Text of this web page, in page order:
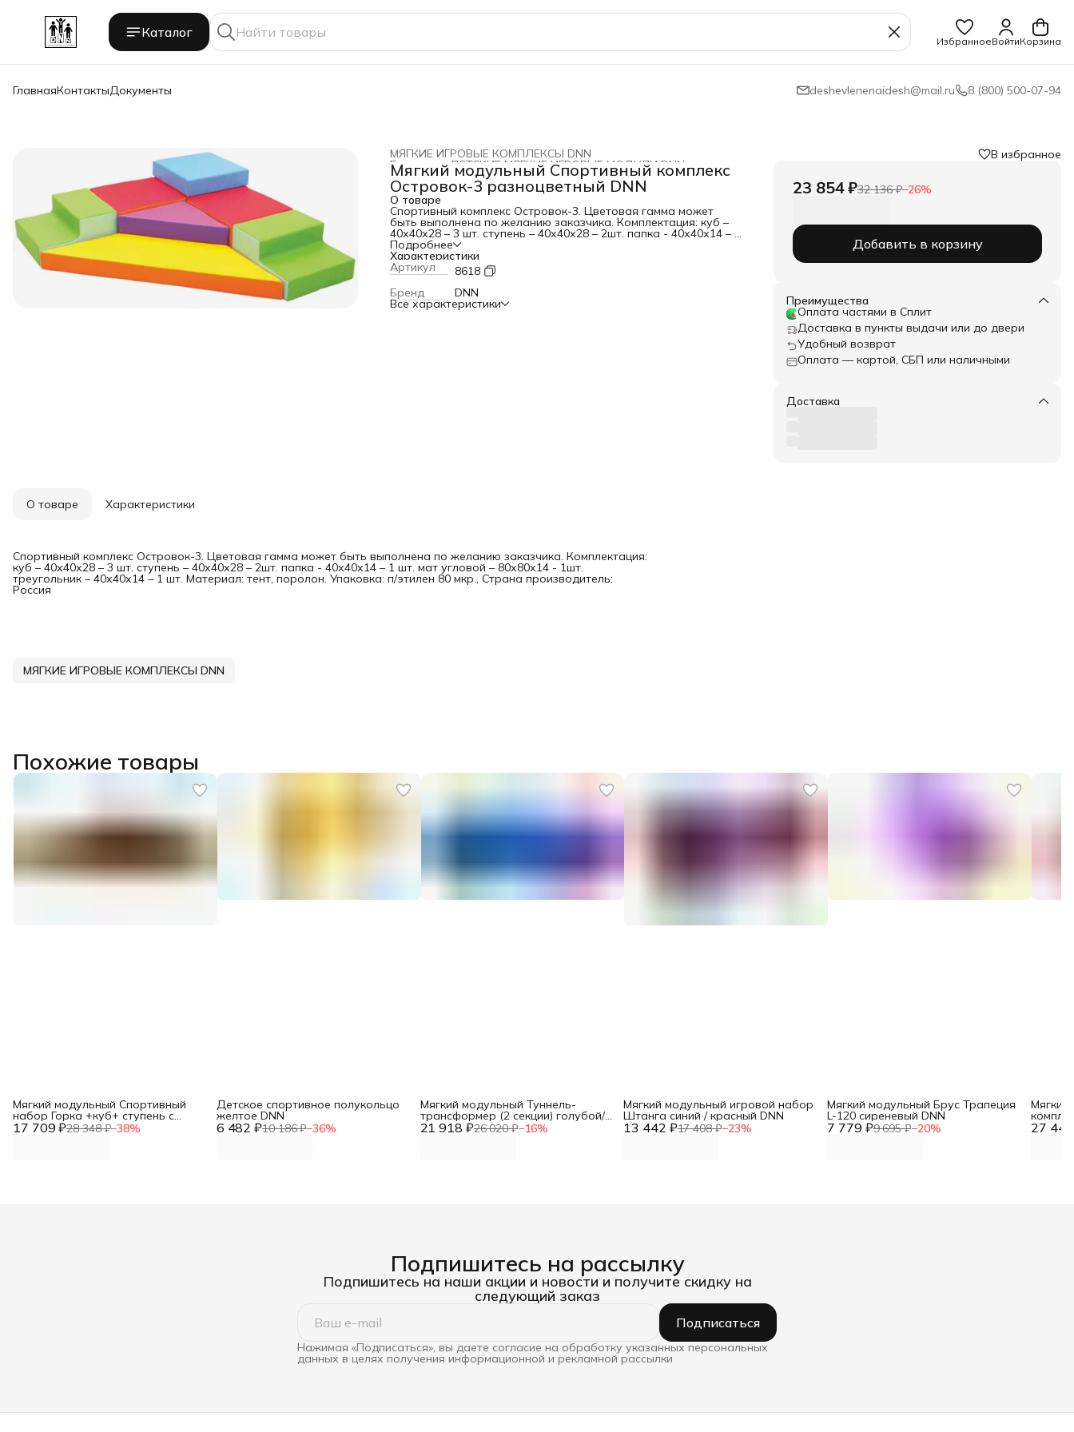
Каталог
ИзбранноеВойтиКорзина
ГлавнаяКонтактыДокументы deshevlenenaidesh@mail.ru 8 (800) 500-07-94
МЯГКИЕ ИГРОВЫЕ КОМПЛЕКСЫ DNN
ДЕТСКИЕ МЯГКИЕ ИГРОВЫЕ МОДУЛИ DNN ›
Главная ›
Мягкий модульный Спортивный комплекс
Островок-3 разноцветный DNN
О товаре
Спортивный комплекс Островок-3. Цветовая гамма может
быть выполнена по желанию заказчика. Комплектация: куб –
40х40х28 – 3 шт. ступень – 40х40х28 – 2шт. папка - 40х40х14 – 1
шт. мат угловой – 80х80х14 - 1шт. треугольник – 40х40х14 – 1
шт. Материал: тент, поролон. Упаковка: п/этилен 80 мкр.,
Страна производитель: Россия
Подробнее
Характеристики
Артикул
8618
Бренд
DNN
Все характеристики
В избранное
23 854 ₽32 136 ₽−26%
Добавить в корзину
Преимущества
Оплата частями в Сплит
Доставка в пункты выдачи или до двери
Удобный возврат
Оплата — картой, СБП или наличными
Доставка
О товаре Характеристики
Спортивный комплекс Островок-3. Цветовая гамма может быть выполнена по желанию заказчика. Комплектация:
куб – 40х40х28 – 3 шт. ступень – 40х40х28 – 2шт. папка - 40х40х14 – 1 шт. мат угловой – 80х80х14 - 1шт.
треугольник – 40х40х14 – 1 шт. Материал: тент, поролон. Упаковка: п/этилен 80 мкр., Страна производитель:
Россия
МЯГКИЕ ИГРОВЫЕ КОМПЛЕКСЫ DNN
Похожие товары
17 709 ₽28 348 ₽−38%
Мягкий модульный Спортивный
набор Горка +куб+ ступень с
элементами дидактики DNN 6 482 ₽10 186 ₽−36%
Детское спортивное полукольцо
желтое DNN
21 918 ₽26 020 ₽−16%
Мягкий модульный Туннель-
трансформер (2 секции) голубой/
сиреневый DNN 13 442 ₽17 408 ₽−23%
Мягкий модульный игровой набор
Штанга синий / красный DNN
7 779 ₽9 695 ₽−20%
Мягкий модульный Брус Трапеция
L-120 сиреневый DNN
27
Мягкий
Подпишитесь на рассылку
Подпишитесь на наши акции и новости и получите скидку на
следующий заказ
Подписаться
Нажимая «Подписаться», вы даете согласие на обработку указанных персональных
данных в целях получения информационной и рекламной рассылки